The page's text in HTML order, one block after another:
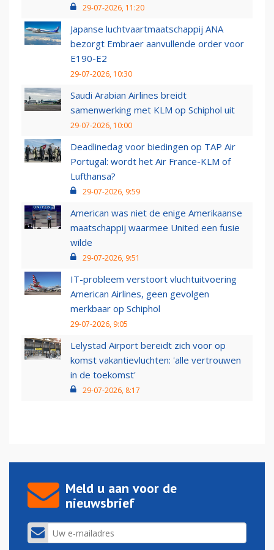
29-07-2026, 11:20
Japanse luchtvaartmaatschappij ANA
bezorgt Embraer aanvullende order voor
E190-E2
29-07-2026, 10:30
Saudi Arabian Airlines breidt
samenwerking met KLM op Schiphol uit
29-07-2026, 10:00
Deadlinedag voor biedingen op TAP Air
Portugal: wordt het Air France-KLM of
Lufthansa?
29-07-2026, 9:59
American was niet de enige Amerikaanse
maatschappij waarmee United een fusie
wilde
29-07-2026, 9:51
IT-probleem verstoort vluchtuitvoering
American Airlines, geen gevolgen
merkbaar op Schiphol
29-07-2026, 9:05
Lelystad Airport bereidt zich voor op
komst vakantievluchten: 'alle vertrouwen
in de toekomst'
29-07-2026, 8:17
Meld u aan voor de
nieuwsbrief